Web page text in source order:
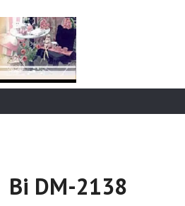
Bi DM-2138